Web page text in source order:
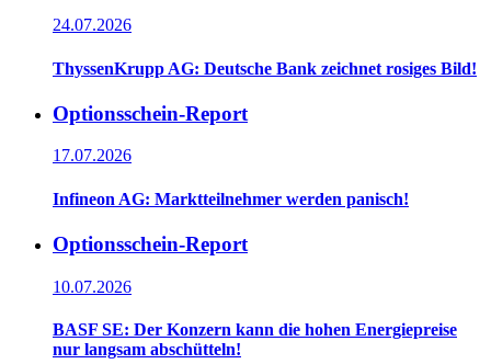
24.07.2026
ThyssenKrupp AG: Deutsche Bank zeichnet rosiges Bild!
Optionsschein-Report
17.07.2026
Infineon AG: Marktteilnehmer werden panisch!
Optionsschein-Report
10.07.2026
BASF SE: Der Konzern kann die hohen Energiepreise
nur langsam abschütteln!